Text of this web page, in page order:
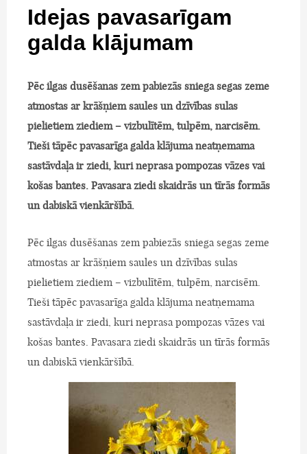
Idejas pavasarīgam
galda klājumam
Pēc ilgas dusēšanas zem pabiezās sniega segas zeme
atmostas ar krāšņiem saules un dzīvības sulas
pielietiem ziediem – vizbulītēm, tulpēm, narcisēm.
Tieši tāpēc pavasarīga galda klājuma neatņemama
sastāvdaļa ir ziedi, kuri neprasa pompozas vāzes vai
košas bantes. Pavasara ziedi skaidrās un tīrās formās
un dabiskā vienkāršībā.
Pēc ilgas dusēšanas zem pabiezās sniega segas zeme
atmostas ar krāšņiem saules un dzīvības sulas
pielietiem ziediem – vizbulītēm, tulpēm, narcisēm.
Tieši tāpēc pavasarīga galda klājuma neatņemama
sastāvdaļa ir ziedi, kuri neprasa pompozas vāzes vai
košas bantes. Pavasara ziedi skaidrās un tīrās formās
un dabiskā vienkāršībā.